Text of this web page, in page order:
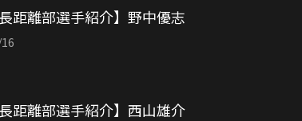
長距離部選手紹介】野中優志
長距離部選手紹介】西山雄介